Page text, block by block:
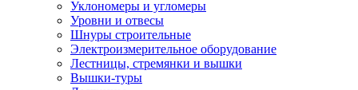
Уклономеры и угломеры
Уровни и отвесы
Шнуры строительные
Электроизмерительное оборудование
Лестницы, стремянки и вышки
Вышки-туры